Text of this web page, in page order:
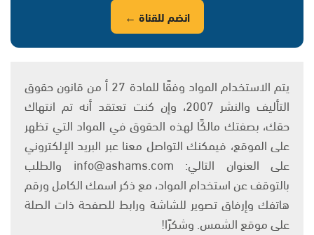
انضم للقناة ←
يتم الاستخدام المواد وفقًا للمادة 27 أ من قانون حقوق
التأليف والنشر 2007، وإن كنت تعتقد أنه تم انتهاك
حقك، بصفتك مالكًا لهذه الحقوق في المواد التي تظهر
على الموقع، فيمكنك التواصل معنا عبر البريد الإلكتروني
على العنوان التالي: info@ashams.com والطلب
بالتوقف عن استخدام المواد، مع ذكر اسمك الكامل ورقم
هاتفك وإرفاق تصوير للشاشة ورابط للصفحة ذات الصلة
على موقع الشمس. وشكرًا!